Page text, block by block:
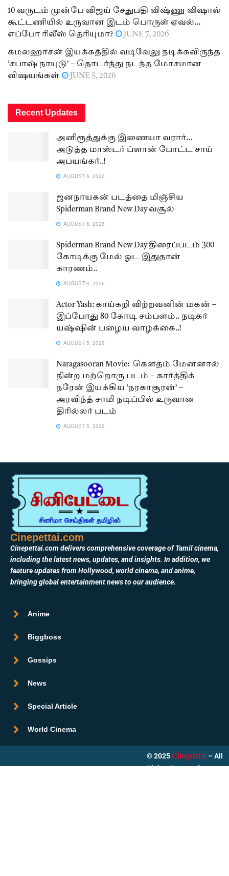
10 வருடம் முன்பே விஜய் சேதுபதி விஷ்ணு விஷால்
கூட்டணியில் உருவான இடம் பொருள் ஏவல்…
எப்போ ரிலீஸ் தெரியுமா?
JUNE 7, 2026
கமலஹாசன் இயக்கத்தில் வடிவேலு நடிக்கவிருந்த
‘சபாஷ் நாயுடு’ – தொடர்ந்து நடந்த மோசமான
விஷயங்கள்
JUNE 5, 2026
Recent Updates
அனிரூத்துக்கு இணையா வரார்…
அடுத்த மாஸ்டர் ப்ளான் போட்ட சாய்
அபயங்கர்..!
AUGUST 6, 2026
ஜனநாயகன் படத்தை மிஞ்சிய
Spiderman Brand New Day வசூல்
AUGUST 6, 2026
Spiderman Brand New Day திரைப்படம் 300
கோடிக்கு மேல் ஓட இதுதான்
காரணம்..
AUGUST 6, 2026
Actor Yash: காய்கறி விற்றவனின் மகன் –
இப்போது 80 கோடி சம்பளம்.. நடிகர்
யஷ்ஷின் பழைய வாழ்க்கை..!
AUGUST 5, 2026
Naragasooran Movie: கௌதம் மேனனால்
நின்ற மற்றொரு படம் – கார்த்திக்
நரேன் இயக்கிய ‘நரகாசூரன்’ –
அரவிந்த் சாமி நடிப்பில் உருவான
திரில்லர் படம்
AUGUST 5, 2026
Cinepettai.com
Cinepettai.com delivers comprehensive coverage of Tamil cinema,
including the latest news, updates, and insights. In addition, we
feature updates from Hollywood, world cinema, and anime,
bringing global entertainment news to our audience.
Anime
Biggboss
Gossips
News
Special Article
World Cinema
© 2025 Cinepettai – All
Rights Reserved